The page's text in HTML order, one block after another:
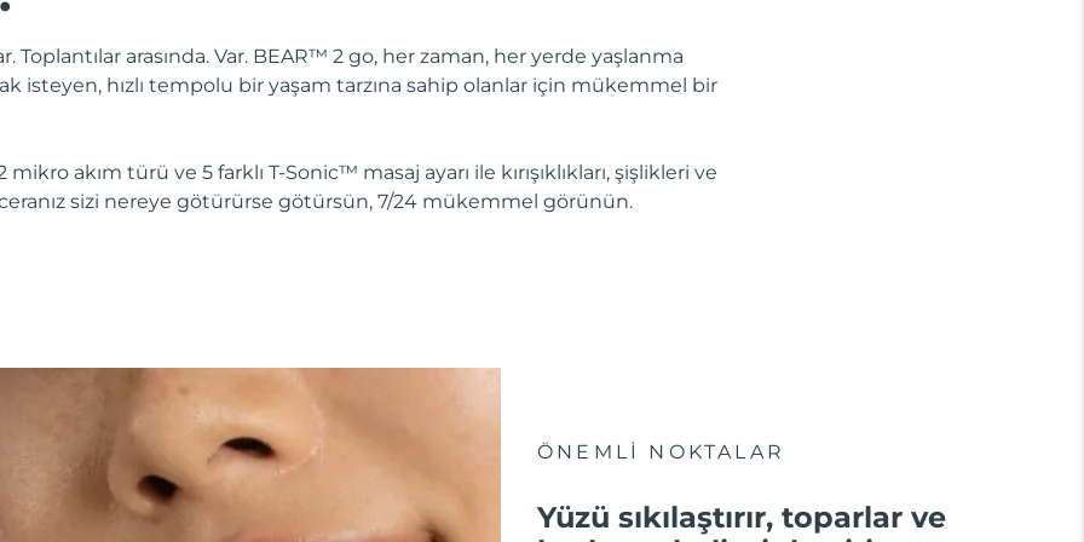
Toplantılar arasında. Var. BEAR™ 2 go, her zaman, her yerde yaşlanma
isteyen, hızlı tempolu bir yaşam tarzına sahip olanlar için mükemmel bir
akım türü ve 5 farklı T-Sonic™ masaj ayarı ile kırışıklıkları, şişlikleri ve
sizi nereye götürürse götürsün, 7/24 mükemmel görünün.
ÖNEMLİ NOKTALAR
Yüzü sıkılaştırır, toparlar ve